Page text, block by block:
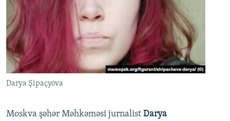
Darya Şipaçyova
Moskva şəhər Məhkəməsi jurnalist Darya